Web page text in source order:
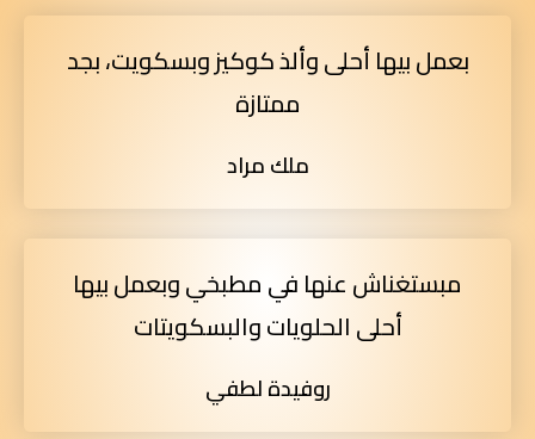
بعمل بيها أحلى وألذ كوكيز وبسكويت، بجد
ممتازة
ملك مراد
مبستغناش عنها في مطبخي وبعمل بيها
أحلى الحلويات والبسكويتات
روفيدة لطفي